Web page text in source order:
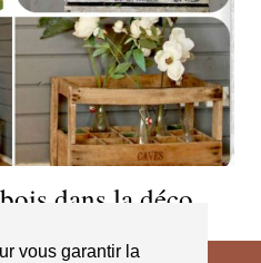
vous garantir la
dans la déco